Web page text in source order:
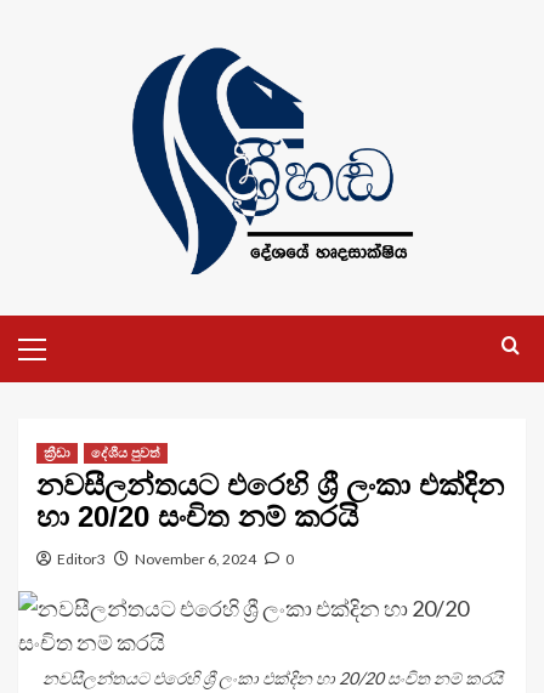
Menu
ක්‍රීඩා දේශීය පුවත්
නවසීලන්තයට එරෙහි ශ්‍රී ලංකා එක්දින
හා 20/20 සංචිත නම් කරයි
Editor3 November 6, 2024 0
නවසීලන්තයට එරෙහි ශ්‍රී ලංකා එක්දින හා 20/20 සංචිත නම් කරයි